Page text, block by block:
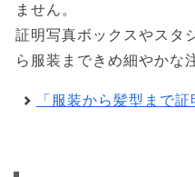
ません。
証明写真ボックスやスタ
ら服装まできめ細やかな
「服装から髪型まで